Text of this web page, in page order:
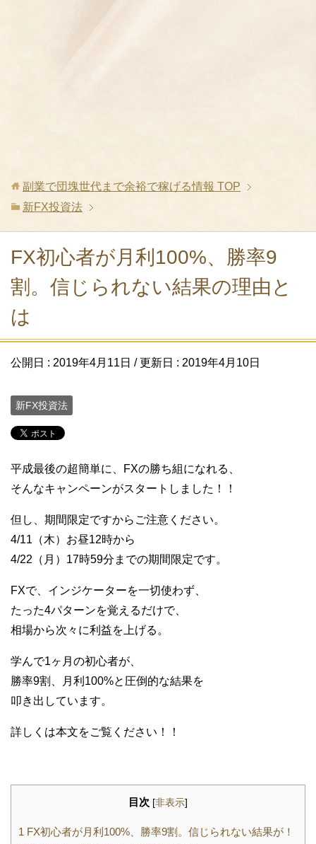
副業で団塊世代まで余裕で稼げる情報 TOP
新FX投資法
FX初心者が月利100%、勝率9
割。信じられない結果の理由と
は
公開日 : 2019年4月11日 / 更新日 : 2019年4月10日
新FX投資法
平成最後の超簡単に、FXの勝ち組になれる、
そんなキャンペーンがスタートしました！！
但し、期間限定ですからご注意ください。
4/11（木）お昼12時から
4/22（月）17時59分までの期間限定です。
FXで、インジケーターを一切使わず、
たった4パターンを覚えるだけで、
相場から次々に利益を上げる。
学んで1ヶ月の初心者が、
勝率9割、月利100%と圧倒的な結果を
叩き出しています。
詳しくは本文をご覧ください！！
目次 [非表示]
1 FX初心者が月利100%、勝率9割。信じられない結果が！